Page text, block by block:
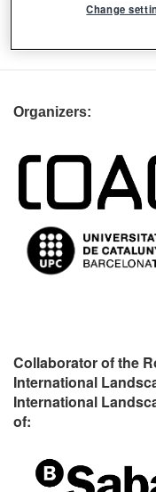
post@a24-
Collaborator of the
International
International
of:
Change